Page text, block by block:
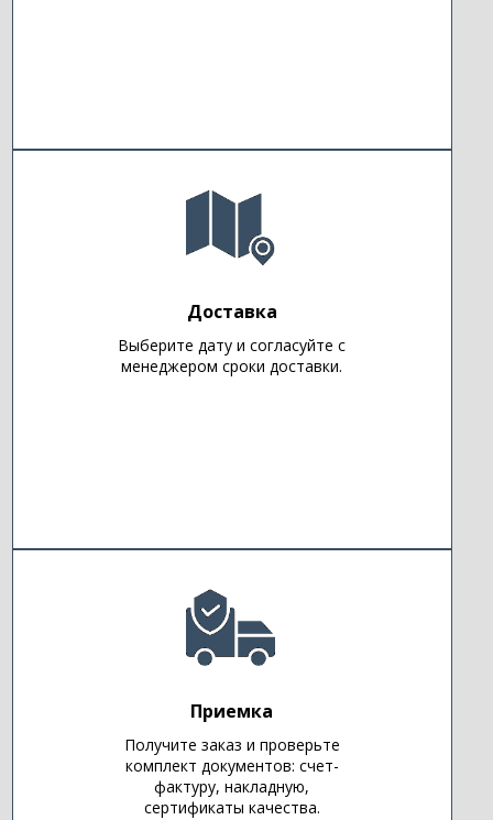
Доставка
Выберите дату и согласуйте с
менеджером сроки доставки.
Приемка
Получите заказ и проверьте
комплект документов: счет-
фактуру, накладную,
сертификаты качества.